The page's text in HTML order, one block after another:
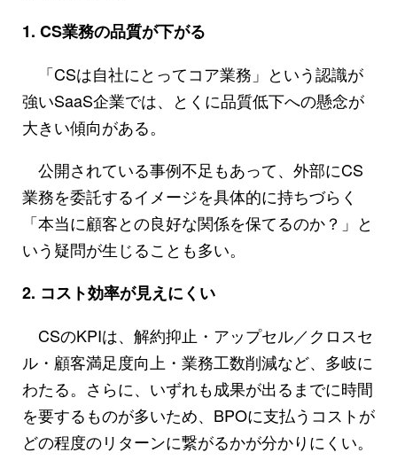
1. CS業務の品質が下がる
「CSは自社にとってコア業務」という認識が
強いSaaS企業では、とくに品質低下への懸念が
大きい傾向がある。
公開されている事例不足もあって、外部にCS
業務を委託するイメージを具体的に持ちづらく
「本当に顧客との良好な関係を保てるのか？」と
いう疑問が生じることも多い。
2. コスト効率が見えにくい
CSのKPIは、解約抑止・アップセル／クロスセ
ル・顧客満足度向上・業務工数削減など、多岐に
わたる。さらに、いずれも成果が出るまでに時間
を要するものが多いため、BPOに支払うコストが
どの程度のリターンに繋がるかが分かりにくい。